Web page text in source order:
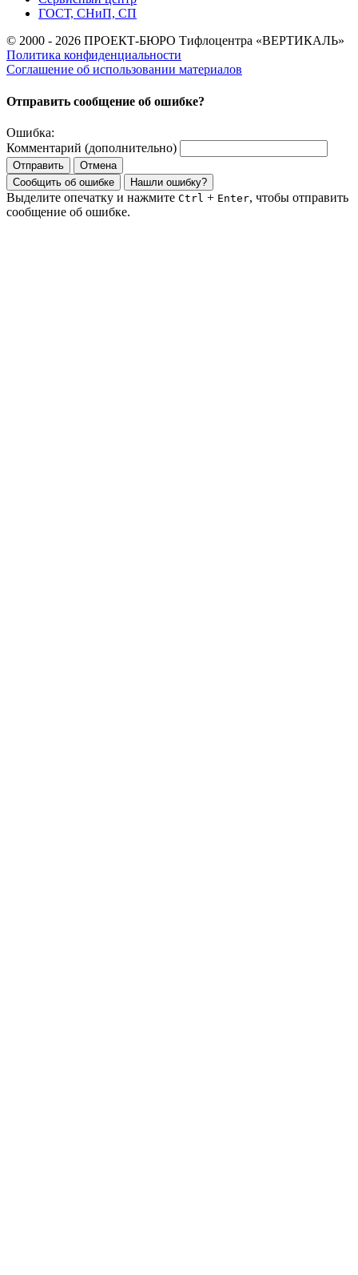
ГОСТ, СНиП, СП
© 2000 - 2026 ПРОЕКТ-БЮРО Тифлоцентра «ВЕРТИКАЛЬ»
Политика конфиденциальности
Соглашение об использовании материалов
Отправить сообщение об ошибке?
Ошибка:
Комментарий (дополнительно)
Отправить
Отмена
Сообщить об ошибке
Нашли ошибку?
Выделите опечатку и нажмите Ctrl + Enter, чтобы отправить
сообщение об ошибке.